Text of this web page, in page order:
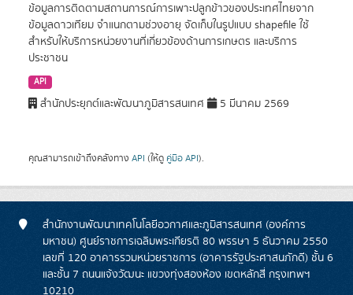
ข้อมูลการติดตามสถานการณ์การเพาะปลูกข้าวของประเทศไทยจาก
ข้อมูลดาวเทียม จำแนกตามช่วงอายุ จัดเก็บในรูปแบบ shapefile ใช้
สำหรับให้บริการหน่วยงานที่เกี่ยวข้องด้านการเกษตร และบริการ
ประชาชน
API
สำนักประยุกต์และพัฒนาภูมิสารสนเทศ 5 มีนาคม 2569
คุณสามารถเข้าถึงคลังทาง API (ให้ดู คู่มือ API).
สำนักงานพัฒนาเทคโนโลยีอวกาศและภูมิสารสนเทศ (องค์การ
มหาชน) ศูนย์ราชการเฉลิมพระเกียรติ 80 พรรษา 5 ธันวาคม 2550
เลขที่ 120 อาคารรวมหน่วยราชการ (อาคารรัฐประศาสนภักดี) ชั้น 6
และชั้น 7 ถนนแจ้งวัฒนะ แขวงทุ่งสองห้อง เขตหลักสี่ กรุงเทพฯ
10210